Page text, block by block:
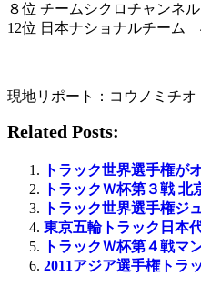
８位 チームシクロチャンネ
12位 日本ナショナルチーム
現地リポート：コウノミチオ
Related Posts:
トラック世界選手権
トラックＷ杯第３戦
トラック世界選手権ジ
東京五輪トラック日本
トラックＷ杯第４戦
2011アジア選手権トラ